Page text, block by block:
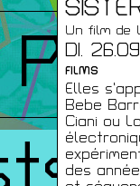
Un film de
DI.
FILMS
Elles
Bebe
Ciani ou
des